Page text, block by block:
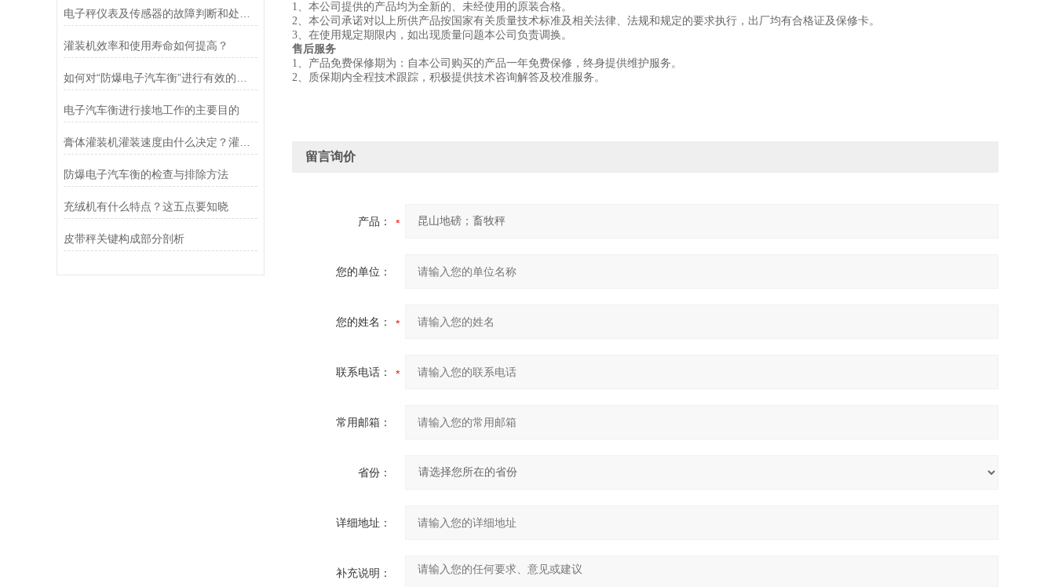
灌装机效率和使用寿命如何提高？
电子汽车衡进行接地工作的主要目的
防爆电子汽车衡的检查与排除方法
充绒机有什么特点？这五点要知晓
皮带秤关键构成部分剖析
1、本公司提供的产品均为全新的、未经使用的原装合格。
2、本公司承诺对以上所供产品按国家有关质量技术标准及相关法律、法规和规定的要求执行，出厂均有合格证及保修卡。
3、在使用规定期限内，如出现质量问题本公司负责调换。
售后服务
1、产品免费保修期为：自本公司购买的产品一年免费保修，终身提供维护服务。
2、质保期内全程技术跟踪，积极提供技术咨询解答及校准服务。
留言询价
产品：
您的单位：
您的姓名：
联系电话：
常用邮箱：
省份：
详细地址：
补充说明：